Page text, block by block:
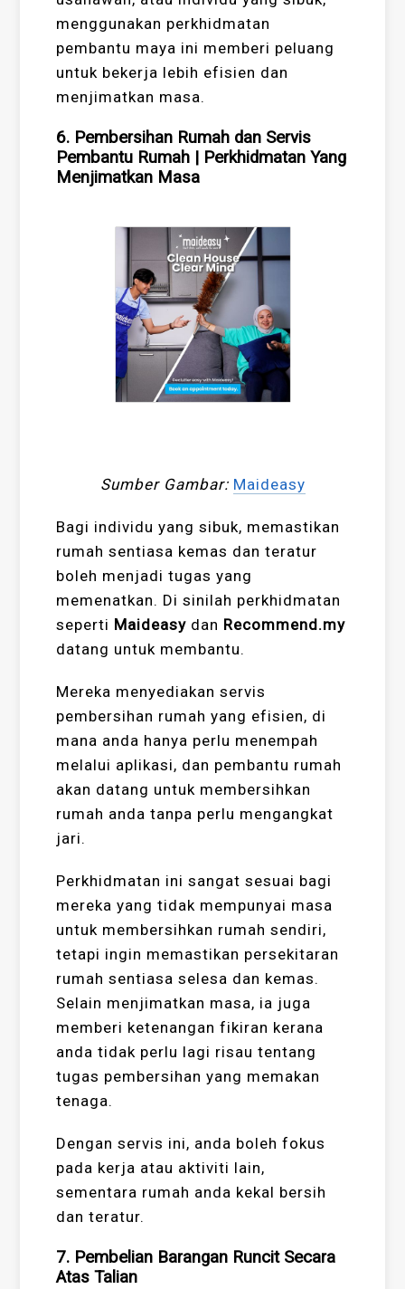
menggunakan perkhidmatan
pembantu maya ini memberi peluang
untuk bekerja lebih efisien dan
menjimatkan masa.
6. Pembersihan Rumah dan Servis
Pembantu Rumah | Perkhidmatan Yang
Menjimatkan Masa
Sumber Gambar: Maideasy
Bagi individu yang sibuk, memastikan
rumah sentiasa kemas dan teratur
boleh menjadi tugas yang
memenatkan. Di sinilah perkhidmatan
seperti Maideasy dan Recommend.my
datang untuk membantu.
Mereka menyediakan servis
pembersihan rumah yang efisien, di
mana anda hanya perlu menempah
melalui aplikasi, dan pembantu rumah
akan datang untuk membersihkan
rumah anda tanpa perlu mengangkat
jari.
Perkhidmatan ini sangat sesuai bagi
mereka yang tidak mempunyai masa
untuk membersihkan rumah sendiri,
tetapi ingin memastikan persekitaran
rumah sentiasa selesa dan kemas.
Selain menjimatkan masa, ia juga
memberi ketenangan fikiran kerana
anda tidak perlu lagi risau tentang
tugas pembersihan yang memakan
tenaga.
Dengan servis ini, anda boleh fokus
pada kerja atau aktiviti lain,
sementara rumah anda kekal bersih
dan teratur.
7. Pembelian Barangan Runcit Secara
Atas Talian